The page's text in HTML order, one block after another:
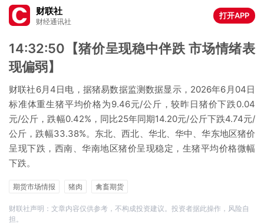
财联社
财经通讯社
打开APP
14:32:50【猪价呈现稳中伴跌 市场情绪表
现偏弱】
财联社6月4日电，据猪易数据监测数据显示，2026年6月04日
标准体重生猪平均价格为9.46元/公斤，较昨日猪价下跌0.04
元/公斤，跌幅0.42%，同比25年同期14.20元/公斤下跌4.74元/
公斤，跌幅33.38%。东北、西北、华北、华中、华东地区猪价
呈现下跌，西南、华南地区猪价呈现稳定，生猪平均价格微幅
下跌。
期货市场情报 猪肉 禽畜期货
财联社声明：文章内容仅供参考，不构成投资建议。投资者据此操作，风险自
担。